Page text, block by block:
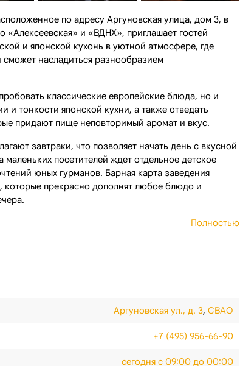
по адресу Аргуновская улица, дом 3, в
«Алексеевская» и «ВДНХ», приглашает гостей
и японской кухонь в уютной атмосфере, где
насладиться разнообразием
классические европейские блюда, но и
и тонкости японской кухни, а также отведать
придают пище неповторимый аромат и вкус.
завтраки, что позволяет начать день с вкусной
посетителей ждет отдельное детское
юных гурманов. Барная карта заведения
прекрасно дополнят любое блюдо и
Полностью
Аргуновская ул., д. 3, СВАО
+7 (495) 956-66-90
сегодня с 09:00 до 00:00